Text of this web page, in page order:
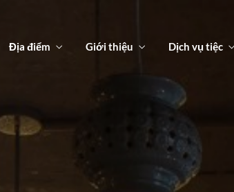
Địa điểm Giới thiệu Dịch vụ tiệc
Thức ăn